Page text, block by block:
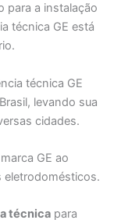
para a instalação
técnica GE está
técnica GE
levando sua
cidades.
GE ao
eletrodomésticos.
técnica para